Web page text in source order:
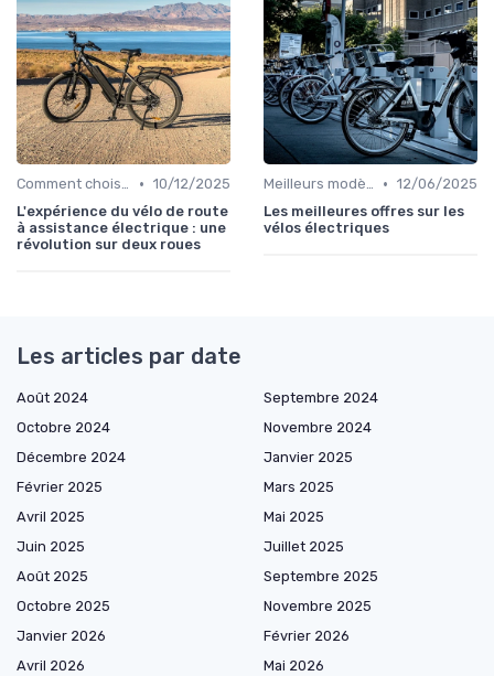
Comment choisir un vélo électrique • 10/12/2025
L'expérience du vélo de route
à assistance électrique : une
révolution sur deux roues
Meilleurs modèles et marques • 12/06/2025
Les meilleures offres sur les
vélos électriques
Les articles par date
Août 2024
Septembre 2024
Octobre 2024
Novembre 2024
Décembre 2024
Janvier 2025
Février 2025
Mars 2025
Avril 2025
Mai 2025
Juin 2025
Juillet 2025
Août 2025
Septembre 2025
Octobre 2025
Novembre 2025
Janvier 2026
Février 2026
Avril 2026
Mai 2026